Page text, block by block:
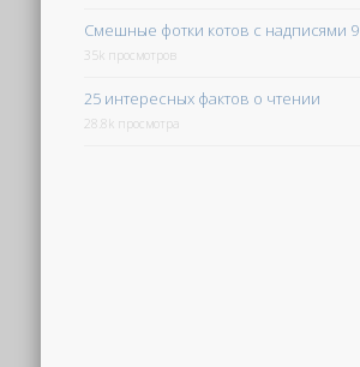
Смешные фотки котов с надписями 9
35k просмотров
25 интересных фактов о чтении
28.8k просмотра